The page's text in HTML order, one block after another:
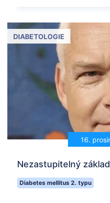
16.
DIABETOLOGIE
Nezastupitelný
Diabetes mellitus 2. typu